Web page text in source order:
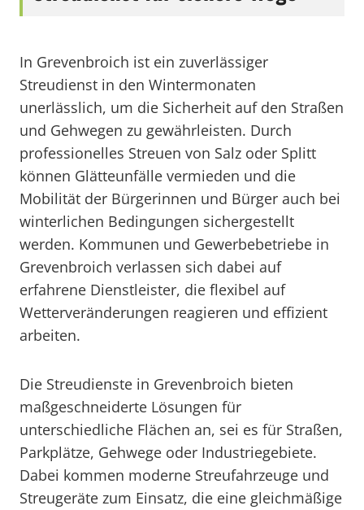
In Grevenbroich ist ein zuverlässiger
Streudienst in den Wintermonaten
unerlässlich, um die Sicherheit auf den Straßen
und Gehwegen zu gewährleisten. Durch
professionelles Streuen von Salz oder Splitt
können Glätteunfälle vermieden und die
Mobilität der Bürgerinnen und Bürger auch bei
winterlichen Bedingungen sichergestellt
werden. Kommunen und Gewerbebetriebe in
Grevenbroich verlassen sich dabei auf
erfahrene Dienstleister, die flexibel auf
Wetterveränderungen reagieren und effizient
arbeiten.
Die Streudienste in Grevenbroich bieten
maßgeschneiderte Lösungen für
unterschiedliche Flächen an, sei es für Straßen,
Parkplätze, Gehwege oder Industriegebiete.
Dabei kommen moderne Streufahrzeuge und
Streugeräte zum Einsatz, die eine gleichmäßige